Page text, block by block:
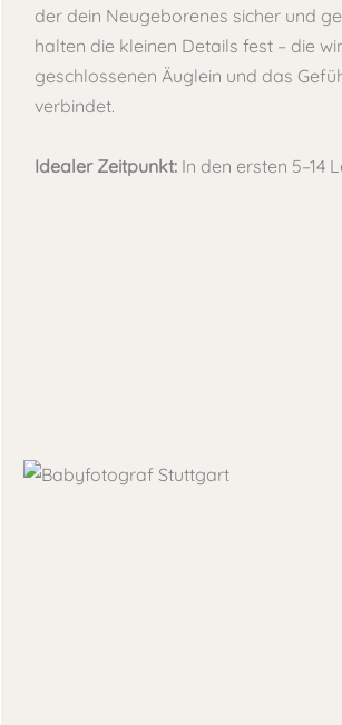
der dein Neugeborenes sicher und
halten die kleinen Details fest – die
geschlossenen Äuglein und das
verbindet.
Idealer Zeitpunkt:In den ersten 5–14